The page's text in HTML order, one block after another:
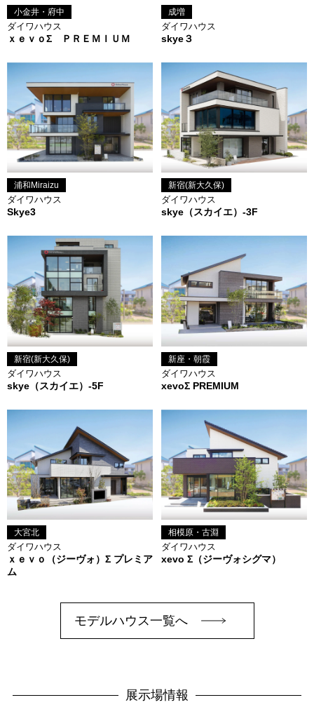
小金井・府中
ダイワハウス
ｘｅｖｏΣ ＰＲＥＭＩＵＭ
成増
ダイワハウス
skye３
浦和Miraizu
ダイワハウス
Skye3
新宿(新大久保)
ダイワハウス
skye（スカイエ）-3F
新宿(新大久保)
ダイワハウス
skye（スカイエ）-5F
新座・朝霞
ダイワハウス
xevoΣ PREMIUM
大宮北
ダイワハウス
ｘｅｖｏ（ジーヴォ）Σ プレミア
ム
相模原・古淵
ダイワハウス
xevo Σ（ジーヴォシグマ）
モデルハウス一覧へ
展示場情報